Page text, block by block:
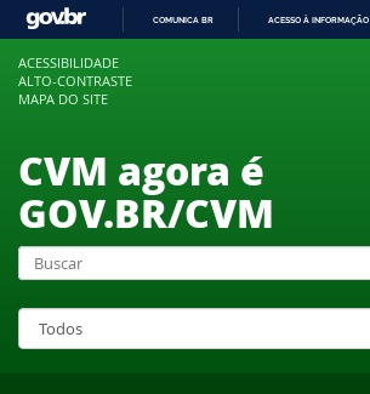
COMUNICA BR ACESSO À INFORMAÇÃO
ACESSIBILIDADE
ALTO-CONTRASTE
MAPA DO SITE
CVM agora é
GOV.BR/CVM